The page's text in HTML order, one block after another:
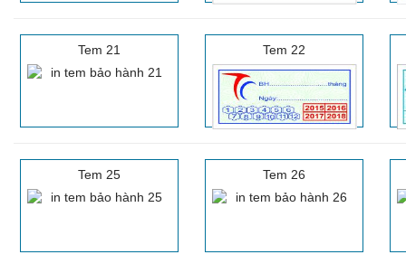
Tem 21 Tem 22
Tem 25 Tem 26